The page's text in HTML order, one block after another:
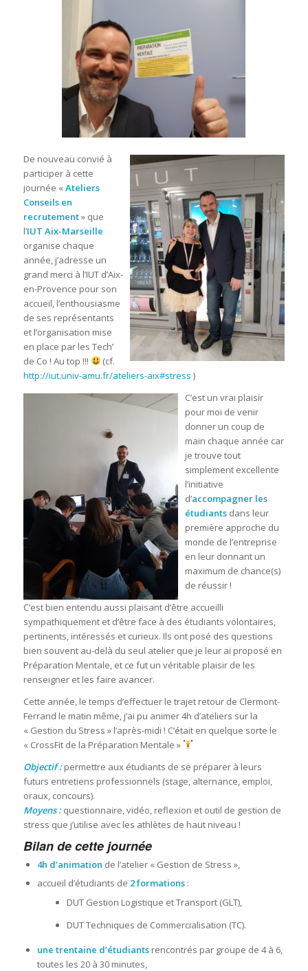
De nouveau convié à
participer à cette
journée «Ateliers
Conseils en
recrutement» que
l’IUT Aix-Marseille
organise chaque
année, j’adresse un
grand merci à l’IUT d’Aix-
en-Provence pour son
accueil, l’enthousiasme
de ses représentants
et l’organisation mise
en place par les Tech’
de Co ! Au top !!!
(cf.
http://iut.univ-amu.fr/ateliers-aix#stress )
C’est un vrai plaisir
pour moi de venir
donner un coup de
main chaque année car
je trouve tout
simplement excellente
l’initiative
d’accompagner les
étudiantsdans leur
première approche du
monde de l’entreprise
en leur donnant un
maximum de chance(s)
de réussir !
C’est bien entendu aussi plaisant d’être accueilli
sympathiquement et d’être face à des étudiants volontaires,
pertinents, intéressés et curieux. Ils ont posé des questions
bien souvent au-delà du seul atelier que je leur ai proposé en
Préparation Mentale, et ce fut un véritable plaisir de les
renseigner et les faire avancer.
Cette année, le temps d’effectuer le trajet retour de Clermont-
Ferrand le matin même, j’ai pu animer 4h d’ateliers sur la
« Gestion du Stress » l’après-midi ! C’était en quelque sorte le
« CrossFit de la Préparation Mentale »
Objectif :permettre aux étudiants de se préparer à leurs
futurs entretiens professionnels (stage, alternance, emploi,
oraux, concours).
Moyens :questionnaire, vidéo, reflexion et outil de gestion de
stress que j’utilise avec les athlètes de haut niveau !
Bilan de cette journée
4h d’animation de l’atelier « Gestion de Stress »,
accueil d’étudiants de 2 formations:
DUT Gestion Logistique et Transport (GLT),
DUT Techniques de Commercialisation (TC).
une trentaine d’étudiantsrencontrés par groupe de 4 à 6,
toutes les 20 à 30 minutes,